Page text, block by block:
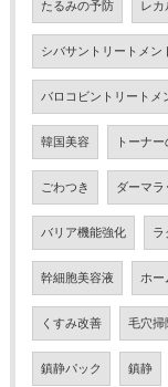
たるみの予防 レカ
シバサントリートメン
バロコビントリートメ
韓国美容 トーナー
ごわつき ダーマラ
バリア機能強化 ラ
幹細胞美容液 ホー
くすみ改善 毛穴掃
鎮静パック 鎮静